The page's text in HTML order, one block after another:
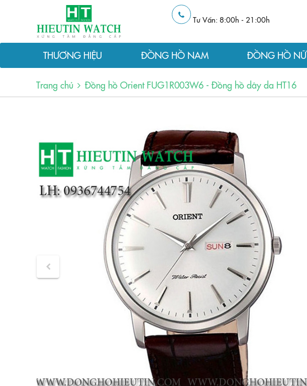
Tư Vấn: 8:00h - 21:00h
THƯƠNG HIỆU ĐỒNG HỒ NAM ĐỒNG HỒ NỮ
Trang chủ Đồng hồ Orient FUG1R003W6 - Đồng hồ dây da HT16